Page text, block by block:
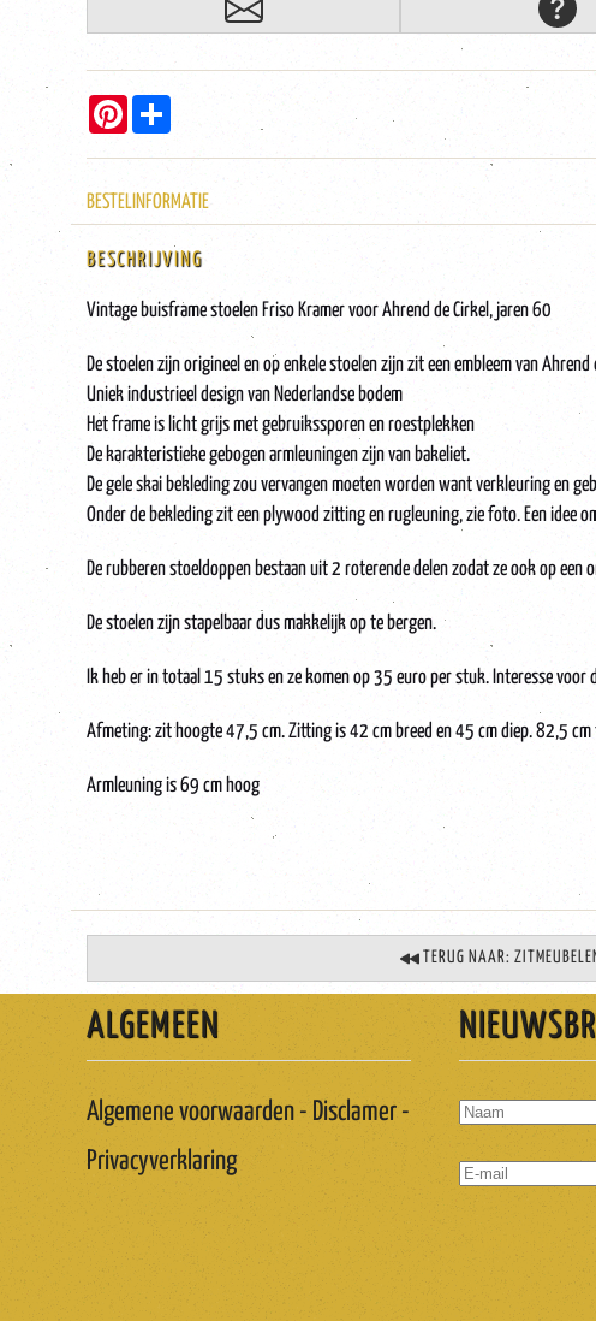
Pinterest
BESTELINFORMATIE
BESCHRIJVING
Vintage buisframe stoelen Friso Kramer voor Ahrend de Cirkel, jaren 60
De stoelen zijn origineel en op enkele stoelen zijn zit een embleem van
Uniek industrieel design van Nederlandse bodem
Het frame is licht grijs met gebruikssporen en roestplekken
De karakteristieke gebogen armleuningen zijn van bakeliet.
De gele skai bekleding zou vervangen moeten worden want verkleuring en
Onder de bekleding zit een plywood zitting en rugleuning, zie foto. Een idee
De rubberen stoeldoppen bestaan uit 2 roterende delen zodat ze ook op
De stoelen zijn stapelbaar dus makkelijk op te bergen.
Ik heb er in totaal 15 stuks en ze komen op 35 euro per stuk. Interesse voor
Afmeting: zit hoogte 47,5 cm. Zitting is 42 cm breed en 45 cm diep. 82,5
Armleuning is 69 cm hoog
TERUG NAAR:
ALGEMEEN
Algemene voorwaarden - Disclamer -
Privacyverklaring